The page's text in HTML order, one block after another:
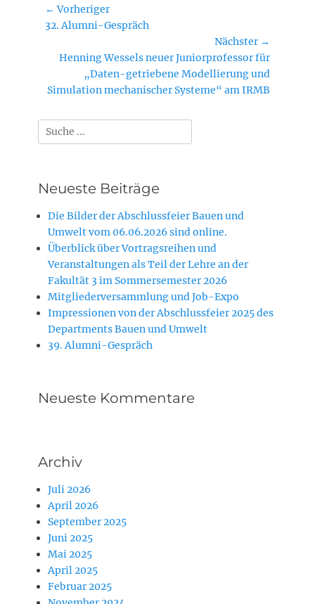
Beitragsnavigation
← Vorheriger
Vorheriger
32. Alumni-Gespräch
Nächster →
Nächster
Henning Wessels neuer Juniorprofessor für
„Daten-getriebene Modellierung und
Simulation mechanischer Systeme“ am IRMB
Suchen
nach:
Neueste Beiträge
Die Bilder der Abschlussfeier Bauen und
Umwelt vom 06.06.2026 sind online.
Überblick über Vortragsreihen und
Veranstaltungen als Teil der Lehre an der
Fakultät 3 im Sommersemester 2026
Mitgliederversammlung und Job-Expo
Impressionen von der Abschlussfeier 2025 des
Departments Bauen und Umwelt
39. Alumni-Gespräch
Neueste Kommentare
Archiv
Juli 2026
April 2026
September 2025
Juni 2025
Mai 2025
April 2025
Februar 2025